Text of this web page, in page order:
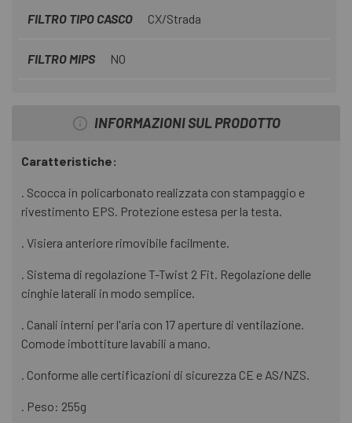
FILTRO TIPO CASCO CX/Strada
FILTRO MIPS NO
INFORMAZIONI SUL PRODOTTO
Caratteristiche:
. Scocca in policarbonato realizzata con stampaggio e
rivestimento EPS. Protezione estesa per la testa.
. Visiera anteriore rimovibile facilmente.
. Sistema di regolazione T-Twist 2 Fit. Regolazione delle
cinghie laterali in modo semplice.
. Canali interni per l'aria con 17 aperture di ventilazione.
Comode imbottiture lavabili a mano.
. Conforme alle certificazioni di sicurezza CE e AS/NZS.
. Peso: 255g